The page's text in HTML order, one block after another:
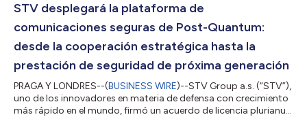
descifrarse más adelante, lo que también se conoce como
“Harvest Now, Decrypt Later o “HNDL”. E...
STV desplegará la plataforma de
comunicaciones seguras de Post-Quantum:
desde la cooperación estratégica hasta la
prestación de seguridad de próxima generación
PRAGA Y LONDRES--(BUSINESS WIRE)--STV Group a.s. (“STV”),
uno de los innovadores en materia de defensa con crecimiento
más rápido en el mundo, firmó un acuerdo de licencia plurianual